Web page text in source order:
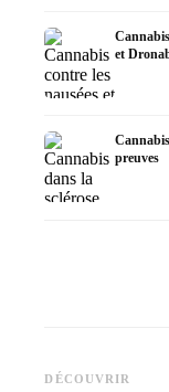
et
preuves
DÉCOUVRIR
Epidiolex et l'état
recherche